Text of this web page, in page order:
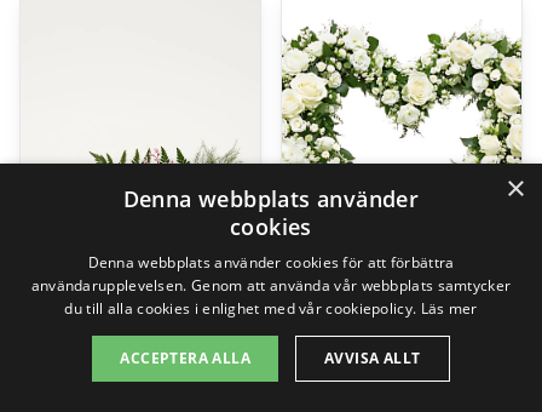
Farväl, liggande bukett
×
Denna webbplats använder
cookies
Denna webbplats använder cookies för att förbättra
användarupplevelsen. Genom att använda vår webbplats samtycker
du till alla cookies i enlighet med vår cookiepolicy. Läs mer
ACCEPTERA ALLA AVVISA ALLT